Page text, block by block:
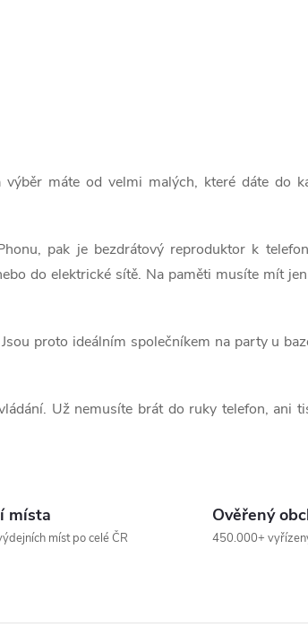
máte od velmi malých, které dáte do
pak je bezdrátový reproduktor k
do elektrické sítě. Na paměti musíte mít
proto ideálním společníkem na party u
Už nemusíte brát do ruky telefon, ani
místa
míst po celé ČR
Ověřený
450.000+